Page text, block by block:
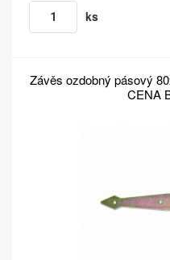
ks
Závěs ozdobný pásový
CENA